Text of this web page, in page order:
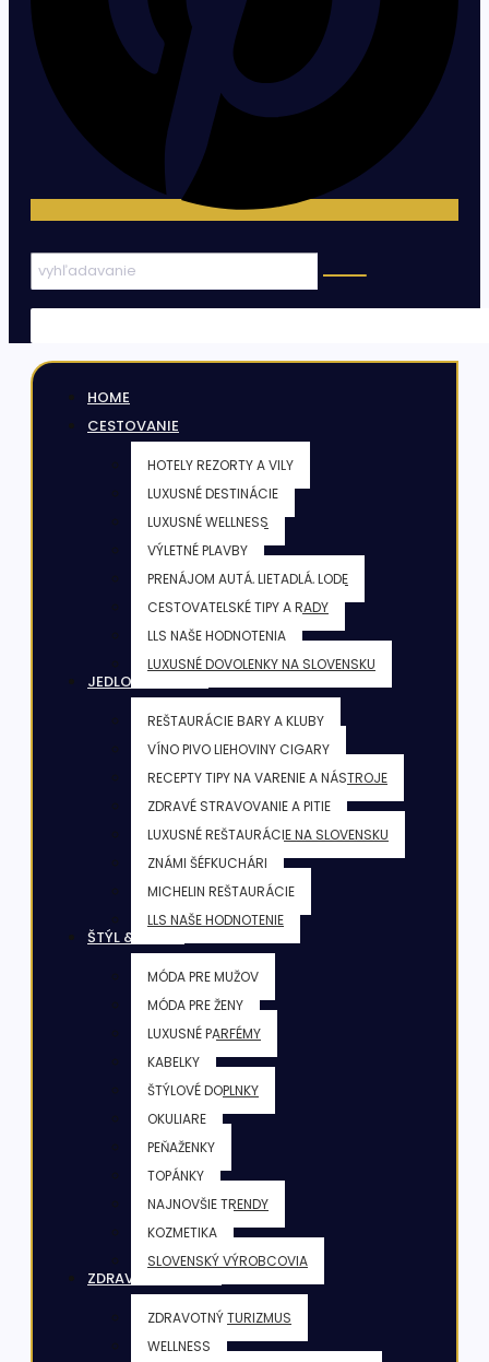
HOME
CESTOVANIE
HOTELY REZORTY A VILY
LUXUSNÉ DESTINÁCIE
LUXUSNÉ WELLNESS
VÝLETNÉ PLAVBY
PRENÁJOM AUTÁ, LIETADLÁ, LODE
CESTOVATELSKÉ TIPY A RADY
LLS NAŠE HODNOTENIA
LUXUSNÉ DOVOLENKY NA SLOVENSKU
JEDLO & NÁPOJE
REŠTAURÁCIE BARY A KLUBY
VÍNO PIVO LIEHOVINY CIGARY
RECEPTY TIPY NA VARENIE A NÁSTROJE
ZDRAVÉ STRAVOVANIE A PITIE
LUXUSNÉ REŠTAURÁCIE NA SLOVENSKU
ZNÁMI ŠÉFKUCHÁRI
MICHELIN REŠTAURÁCIE
LLS NAŠE HODNOTENIE
ŠTÝL & KRÁSA
MÓDA PRE MUŽOV
MÓDA PRE ŽENY
LUXUSNÉ PARFÉMY
KABELKY
ŠTÝLOVÉ DOPLNKY
OKULIARE
PEŇAŽENKY
TOPÁNKY
NAJNOVŠIE TRENDY
KOZMETIKA
SLOVENSKÝ VÝROBCOVIA
ZDRAVIE & FITNESS
ZDRAVOTNÝ TURIZMUS
WELLNESS